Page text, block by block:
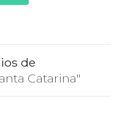
de
Catarina"